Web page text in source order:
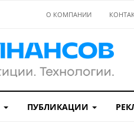
О КОМПАНИИ
ПУБЛИКАЦИИ